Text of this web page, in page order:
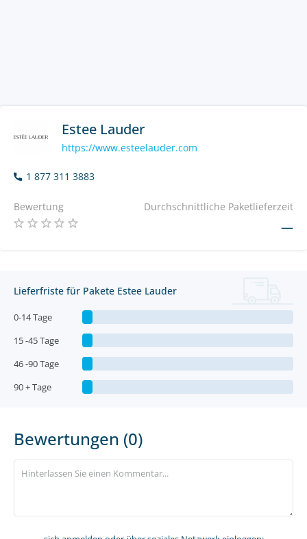
Estee Lauder
https://www.esteelauder.com
1 877 311 3883
Bewertung Durchschnittliche Paketlieferzeit
—
Lieferfriste für Pakete Estee Lauder
0-14 Tage
15 -45 Tage
46 -90 Tage
90 + Tage
Bewertungen (0)